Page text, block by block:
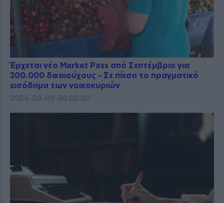
Έρχεται νέο Market Pass από Σεπτέμβριο για
200.000 δικαιούχους - Σε πίεση το πραγματικό
εισόδημα των νοικοκυριών
2026-08-09 04:02:20